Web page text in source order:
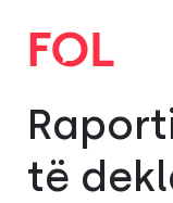
të